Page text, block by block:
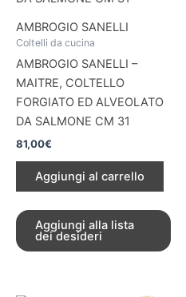
AMBROGIO SANELLI
Coltelli da cucina
AMBROGIO SANELLI –
MAITRE, COLTELLO
FORGIATO ED ALVEOLATO
DA SALMONE CM 31
81,00€
Aggiungi al carrello
Aggiungi alla lista
dei desideri